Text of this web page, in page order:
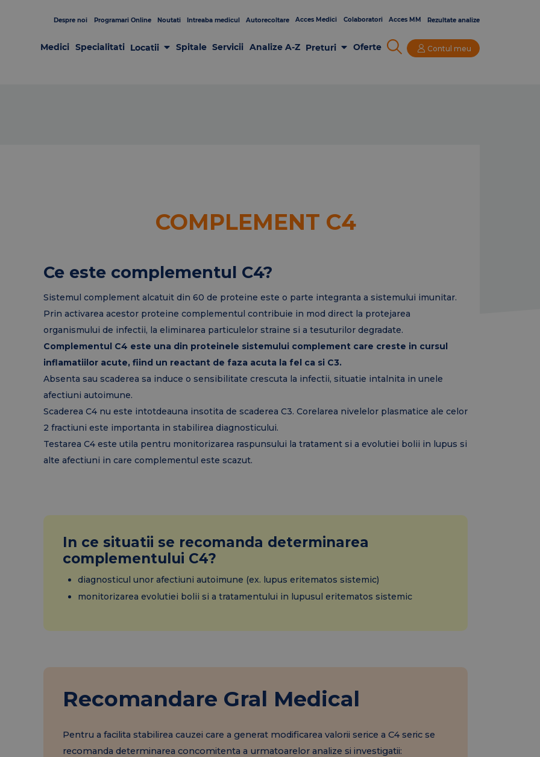
Despre noi Programari Online Noutati Intreaba medicul Autorecoltare Acces Medici Colaboratori Acces MM Rezultate analize
Medici Specialitati Locatii Spitale Servicii Analize A-Z Preturi Oferte Contul meu
COMPLEMENT C4
Ce este complementul C4?
Sistemul complement alcatuit din 60 de proteine este o parte integranta a sistemului imunitar.
Prin activarea acestor proteine complementul contribuie in mod direct la protejarea
organismului de infectii, la eliminarea particulelor straine si a tesuturilor degradate.
Complementul C4 este una din proteinele sistemului complement care creste in cursul
inflamatiilor acute, fiind un reactant de faza acuta la fel ca si C3.
Absenta sau scaderea sa induce o sensibilitate crescuta la infectii, situatie intalnita in unele
afectiuni autoimune.
Scaderea C4 nu este intotdeauna insotita de scaderea C3. Corelarea nivelelor plasmatice ale celor
2 fractiuni este importanta in stabilirea diagnosticului.
Testarea C4 este utila pentru monitorizarea raspunsului la tratament si a evolutiei bolii in lupus si
alte afectiuni in care complementul este scazut.
In ce situatii se recomanda determinarea
complementului C4?
diagnosticul unor afectiuni autoimune (ex. lupus eritematos sistemic)
monitorizarea evolutiei bolii si a tratamentului in lupusul eritematos sistemic
Recomandare Gral Medical
Pentru a facilita stabilirea cauzei care a generat modificarea valorii serice a C4 seric se
recomanda determinarea concomitenta a urmatoarelor analize si investigatii: